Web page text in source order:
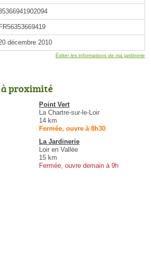
FR56353669419
décembre 2010
Éditer les informations de ma jardinerie
proximité
Point Vert
La Chartre-sur-le-Loir
14 km
Fermée, ouvre à 8h30
La Jardinerie
Loir en Vallée
15 km
Fermée, ouvre demain à 9h